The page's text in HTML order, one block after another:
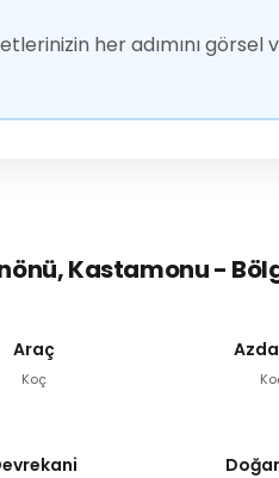
her adımını
Kastamonu -
Araç
Koç